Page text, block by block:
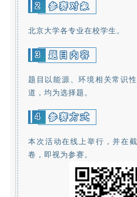
2 参赛对象
北京大学各专业在校学生。
3 题目内容
题目以能源、环境相关常识
道，均为选择题。
4 参赛方式
本次活动在线上举行，并在
卷，即视为参赛。